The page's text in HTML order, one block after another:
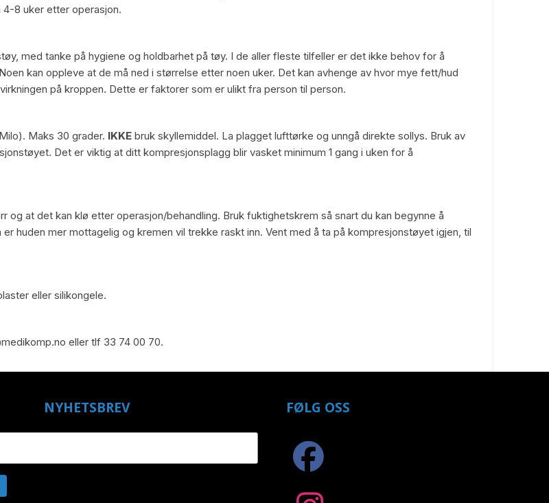
8 uker etter operasjon.
med tanke på hygiene og holdbarhet på tøy. I de aller fleste tilfeller er det ikke behov for å
kan oppleve at de må ned i størrelse etter noen uker. Det kan avhenge av hvor mye fett/hud
på kroppen. Dette er faktorer som er ulikt fra person til person.
Maks 30 grader. IKKEbruk skyllemiddel. La plagget lufttørke og unngå direkte sollys. Bruk av
Det er viktig at ditt kompresjonsplagg blir vasket minimum 1 gang i uken for å
at det kan klø etter operasjon/behandling. Bruk fuktighetskrem så snart du kan begynne å
huden mer mottagelig og kremen vil trekke raskt inn. Vent med å ta på kompresjonstøyet igjen, til
eller silikongele.
eller tlf 33 74 00 70.
NYHETSBREV FØLG OSS